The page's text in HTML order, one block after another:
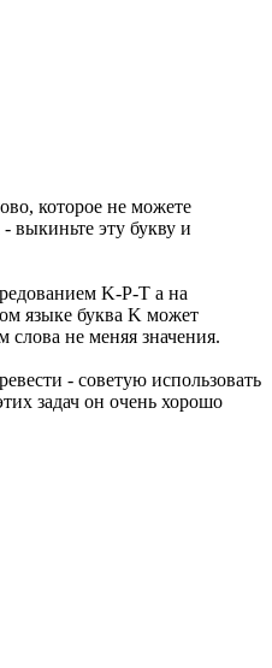
которое не можете
выкиньте эту букву и
K-P-T а на
языке буква K может
слова не меняя значения.
- советую использовать
задач он очень хорошо